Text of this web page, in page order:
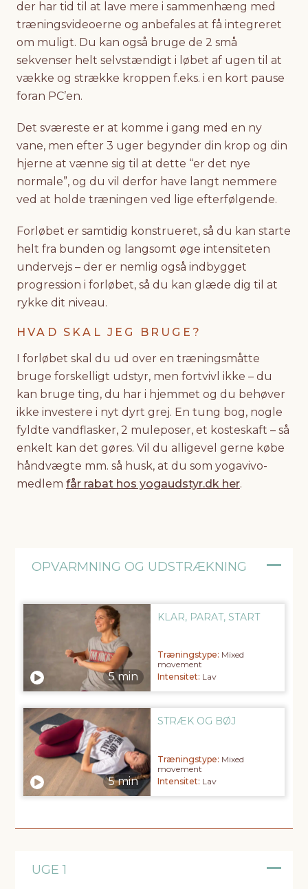
der har tid til at lave mere i sammenhæng med
træningsvideoerne og anbefales at få integreret
om muligt. Du kan også bruge de 2 små
sekvenser helt selvstændigt i løbet af ugen til at
vække og strække kroppen f.eks. i en kort pause
foran PC’en.
Det sværeste er at komme i gang med en ny
vane, men efter 3 uger begynder din krop og din
hjerne at vænne sig til at dette “er det nye
normale”, og du vil derfor have langt nemmere
ved at holde træningen ved lige efterfølgende.
Forløbet er samtidig konstrueret, så du kan starte
helt fra bunden og langsomt øge intensiteten
undervejs – der er nemlig også indbygget
progression i forløbet, så du kan glæde dig til at
rykke dit niveau.
HVAD SKAL JEG BRUGE?
I forløbet skal du ud over en træningsmåtte
bruge forskelligt udstyr, men fortvivl ikke – du
kan bruge ting, du har i hjemmet og du behøver
ikke investere i nyt dyrt grej. En tung bog, nogle
fyldte vandflasker, 2 muleposer, et kosteskaft – så
enkelt kan det gøres. Vil du alligevel gerne købe
håndvægte mm. så husk, at du som yogavivo-
medlem får rabat hos yogaudstyr.dk her.
OPVARMNING OG UDSTRÆKNING
KLAR, PARAT, START
Træningstype: Mixed
movement
Intensitet: Lav
STRÆK OG BØJ
Træningstype: Mixed
movement
Intensitet: Lav
UGE 1